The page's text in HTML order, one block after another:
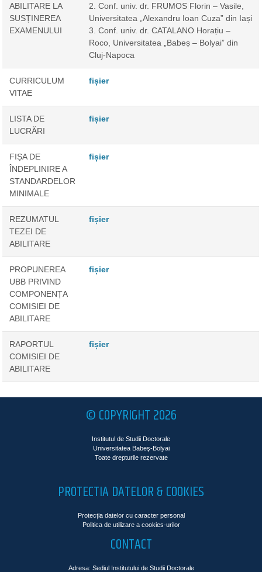
ABILITARE LA
SUSȚINEREA
EXAMENULUI
2. Conf. univ. dr. FRUMOS Florin – Vasile,
Universitatea „Alexandru Ioan Cuza” din Iași
3. Conf. univ. dr. CATALANO Horațiu –
Roco, Universitatea „Babeș – Bolyai” din
Cluj-Napoca
CURRICULUM
VITAE
fișier
LISTA DE
LUCRĂRI
fișier
FIȘA DE
ÎNDEPLINIRE A
STANDARDELOR
MINIMALE
fișier
REZUMATUL
TEZEI DE
ABILITARE
fișier
PROPUNEREA
UBB PRIVIND
COMPONENȚA
COMISIEI DE
ABILITARE
fișier
RAPORTUL
COMISIEI DE
ABILITARE
fișier
© COPYRIGHT 2026
Institutul de Studii Doctorale
Universitatea Babeş-Bolyai
Toate drepturile rezervate
PROTECTIA DATELOR & COOKIES
Protecția datelor cu caracter personal
Politica de utilizare a cookies-urilor
CONTACT
Adresa: Sediul Institutului de Studii Doctorale